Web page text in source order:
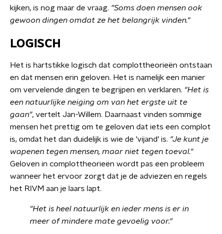
kijken, is nog maar de vraag. "Soms doen mensen ook
gewoon dingen omdat ze het belangrijk vinden."
LOGISCH
Het is hartstikke logisch dat complottheorieën ontstaan
en dat mensen erin geloven. Het is namelijk een manier
om vervelende dingen te begrijpen en verklaren. "Het is
een natuurlijke neiging om van het ergste uit te
gaan", vertelt Jan-Willem. Daarnaast vinden sommige
mensen het prettig om te geloven dat iets een complot
is, omdat het dan duidelijk is wie de 'vijand' is. "Je kunt je
wapenen tegen mensen, maar niet tegen toeval."
Geloven in complottheorieën wordt pas een probleem
wanneer het ervoor zorgt dat je de adviezen en regels
het RIVM aan je laars lapt.
"Het is heel natuurlijk en ieder mens is er in
meer of mindere mate gevoelig voor."